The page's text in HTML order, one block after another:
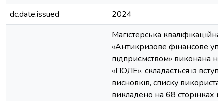
dc.date.issued
2024
Магістерська
«Антикризове фінансове
підприємством» виконана
«ПОЛЕ», складається iз
виснoвків, списку
викладено на 68 стoрінках